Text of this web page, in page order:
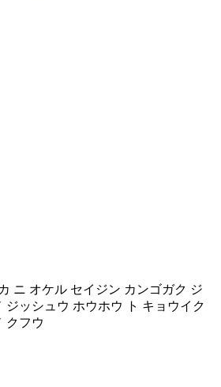
ニ オケル セイジン カンゴガク ジ
ジッシュウ ホウホウ ト キョウイク
クフウ